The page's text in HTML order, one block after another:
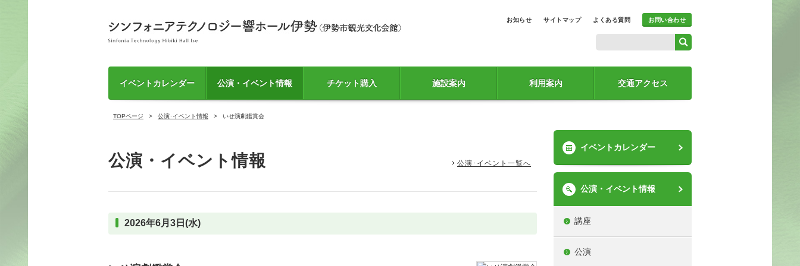
お知らせ サイトマップ よくある質問 お問い合わせ
イベントカレンダー 公演・イベント情報 チケット購入 施設案内 利用案内 交通アクセス
TOPページ 公演･イベント情報 いせ演劇鑑賞会
公演・イベント情報 公演･イベント一覧へ
2026年6月3日(水)
イベントカレンダー
公演・イベント情報
講座
公演